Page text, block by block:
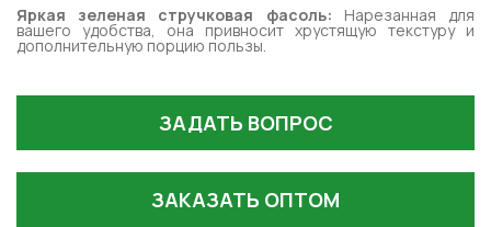
Яркая зеленая стручковая фасоль: Нарезанная для
вашего удобства, она привносит хрустящую текстуру и
дополнительную порцию пользы.
ЗАДАТЬ ВОПРОС
ЗАКАЗАТЬ ОПТОМ